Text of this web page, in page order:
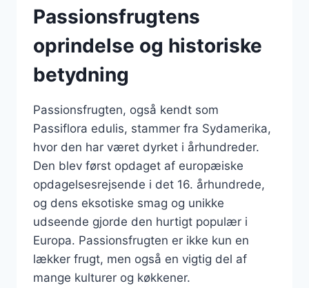
Passionsfrugtens
oprindelse og historiske
betydning
Passionsfrugten, også kendt som
Passiflora edulis, stammer fra Sydamerika,
hvor den har været dyrket i århundreder.
Den blev først opdaget af europæiske
opdagelsesrejsende i det 16. århundrede,
og dens eksotiske smag og unikke
udseende gjorde den hurtigt populær i
Europa. Passionsfrugten er ikke kun en
lækker frugt, men også en vigtig del af
mange kulturer og køkkener.